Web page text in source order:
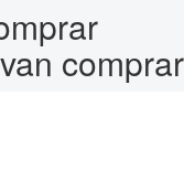
comprar